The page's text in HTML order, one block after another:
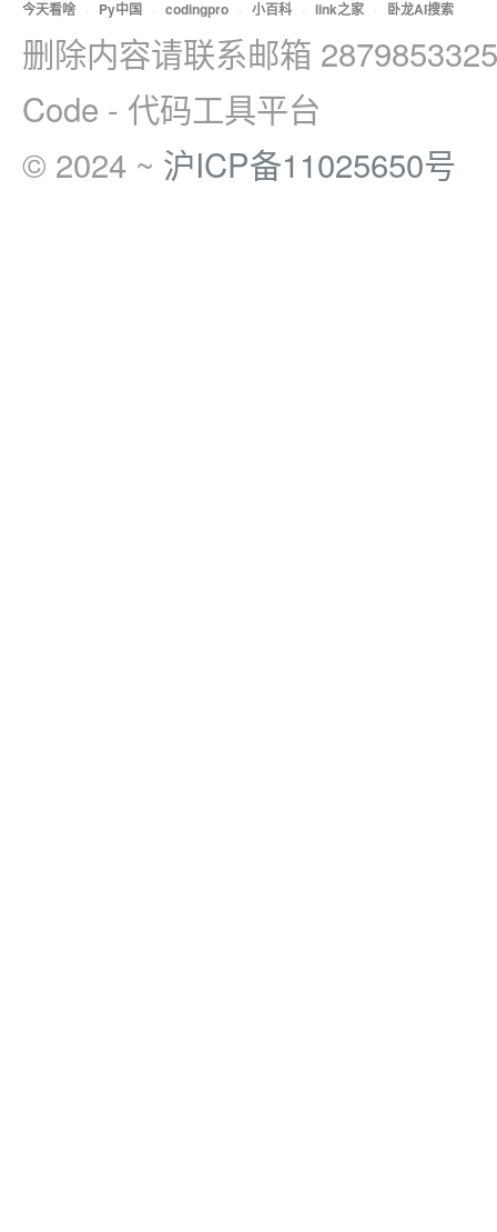
今天看啥 · Py中国 · codingpro · 小百科 · link之家 · 卧龙AI搜索
删除内容请联系邮箱
Code - 代码工具平台
© 2024 ~ 沪ICP备11025650号